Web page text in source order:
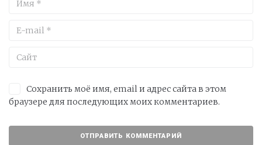
Сохранить моё имя, email и адрес сайта в этом
браузере для последующих моих комментариев.